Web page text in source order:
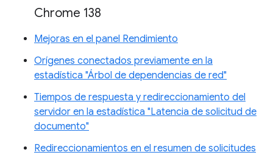
Chrome 138
Mejoras en el panel Rendimiento
Orígenes conectados previamente en la
estadística "Árbol de dependencias de red"
Tiempos de respuesta y redireccionamiento del
servidor en la estadística "Latencia de solicitud de
documento"
Redireccionamientos en el resumen de solicitudes